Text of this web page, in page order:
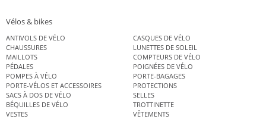
Vélos & bikes
ANTIVOLS DE VÉLO
CASQUES DE VÉLO
CHAUSSURES
LUNETTES DE SOLEIL
MAILLOTS
COMPTEURS DE VÉLO
PÉDALES
POIGNÉES DE VÉLO
POMPES À VÉLO
PORTE-BAGAGES
PORTE-VÉLOS ET ACCESSOIRES
PROTECTIONS
SACS À DOS DE VÉLO
SELLES
BÉQUILLES DE VÉLO
TROTTINETTE
VESTES
VÊTEMENTS